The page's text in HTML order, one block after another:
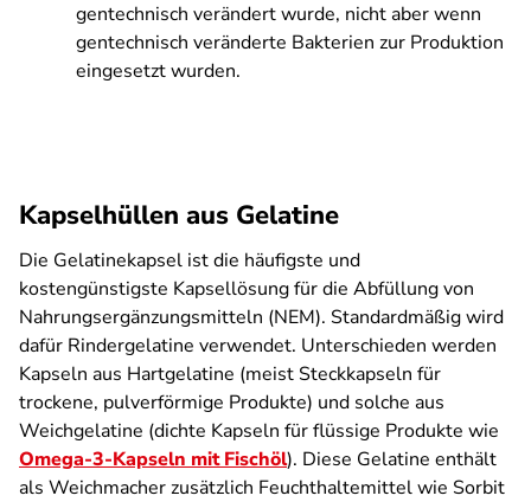
gentechnisch verändert wurde, nicht aber wenn
gentechnisch veränderte Bakterien zur Produktion
eingesetzt wurden.
Kapselhüllen aus Gelatine
Die Gelatinekapsel ist die häufigste und
kostengünstigste Kapsellösung für die Abfüllung von
Nahrungsergänzungsmitteln (NEM). Standardmäßig wird
dafür Rindergelatine verwendet. Unterschieden werden
Kapseln aus Hartgelatine (meist Steckkapseln für
trockene, pulverförmige Produkte) und solche aus
Weichgelatine (dichte Kapseln für flüssige Produkte wie
Omega-3-Kapseln mit Fischöl). Diese Gelatine enthält
als Weichmacher zusätzlich Feuchthaltemittel wie Sorbit